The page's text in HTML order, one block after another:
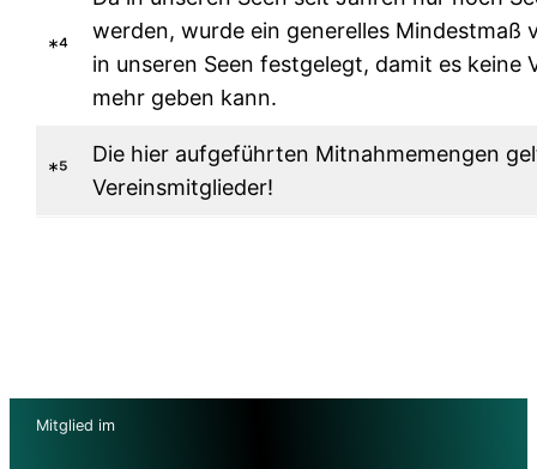
*⁴
werden, wurde ein generelles Mindestmaß
in unseren Seen festgelegt, damit es keine
mehr geben kann.
*⁵
Die hier aufgeführten Mitnahmemengen
Vereinsmitglieder!
Mitglied im